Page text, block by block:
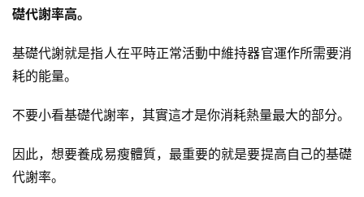
礎代謝率高。
基礎代謝就是指人在平時正常活動中維持器官運作所需要消
耗的能量。
不要小看基礎代謝率，其實這才是你消耗熱量最大的部分。
因此，想要養成易瘦體質，最重要的就是要提高自己的基礎
代謝率。